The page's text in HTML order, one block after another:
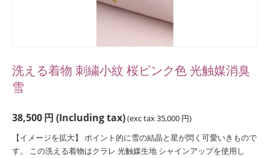
洗える着物 刺繍小紋 桜ピンク色 光触媒消臭
雪
38,500円 (Including tax)(exc tax35,000 円)
【イメージを拡大】 ポイント的に雪の結晶と星が閃く可愛いきもので
す。 この洗える着物はクラレ 光触媒生地 シャインアップを使用し